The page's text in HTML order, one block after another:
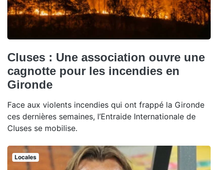
Cluses : Une association ouvre une
cagnotte pour les incendies en
Gironde
Face aux violents incendies qui ont frappé la Gironde
ces dernières semaines, l’Entraide Internationale de
Cluses se mobilise.
Locales